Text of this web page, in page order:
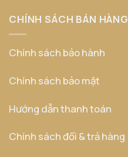
CHÍNH SÁCH BÁN HÀNG
Chính sách bảo hành
Chính sách bảo mật
Hướng dẫn thanh toán
Chính sách đổi & trả hàng